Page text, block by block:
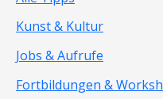
Kunst & Kultur
Jobs & Aufrufe
Fortbildungen &